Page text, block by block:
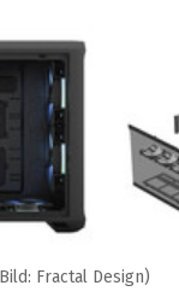
Fractal Design)